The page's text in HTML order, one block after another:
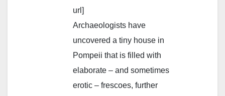
url]
Archaeologists have
uncovered a tiny house in
Pompeii that is filled with
elaborate – and sometimes
erotic – frescoes, further